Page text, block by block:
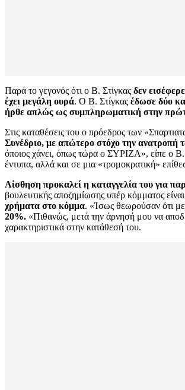
Παρά το γεγονός ότι ο Β. Στίγκας δεν
έχει μεγάλη ουρά. Ο Β. Στίγκας έδωσε δύο
ήρθε απλώς ως συμπληρωματική στην
Στις καταθέσεις του ο πρόεδρος των
Συνέδριο, με απώτερο στόχο την ανατροπή
όποιος χάνει, όπως τώρα ο ΣΥΡΙΖΑ», είπε ο Β.
έντυπα, αλλά και σε μια «τρομοκρατική»
Αίσθηση προκαλεί η καταγγελία του για
βουλευτικής αποζημίωσης υπέρ κόμματος
χρήματα στο κόμμα. «Ίσως θεωρούσαν ότι
20%. «Πιθανώς, μετά την άρνησή μου να
χαρακτηριστικά στην κατάθεσή του.